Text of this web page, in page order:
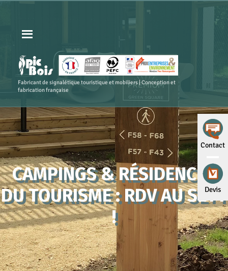
Contact
Devis
Fabricant de signalétique touristique et mobiliers | Conception et
fabrication française
CAMPINGS & RÉSIDENCES
DU TOURISME : RDV AU SETT
!